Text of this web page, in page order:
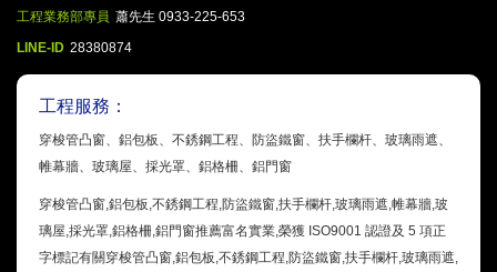
工程業務部專員 蕭先生 0933-225-653
LINE-ID 28380874
工程服務：
穿梭管凸窗、鋁包板、不銹鋼工程、防盜鐵窗、扶手欄杆、玻璃雨遮、
帷幕牆、玻璃屋、採光罩、鋁格柵、鋁門窗
穿梭管凸窗,鋁包板,不銹鋼工程,防盜鐵窗,扶手欄杆,玻璃雨遮,帷幕牆,玻
璃屋,採光罩,鋁格柵,鋁門窗推薦富名實業,榮獲 ISO9001 認證及 5 項正
字標記有關穿梭管凸窗,鋁包板,不銹鋼工程,防盜鐵窗,扶手欄杆,玻璃雨遮,